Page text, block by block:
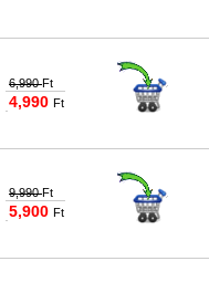
6,990Ft
4,990 Ft
9,990Ft
5,900 Ft